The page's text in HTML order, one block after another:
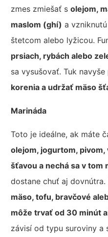
zmes zmiešať solejom,
maslom (ghí) a
štetcom alebo lyžicou.
prsiach, rybách alebo
sa vysušovať. Tuk navyše
korenia a udržať mäso
Marináda
Toto je ideálne, ak máte
olejom, jogurtom,
šťavou a nechá sa v tom
dostane chuť aj
mäso, tofu, bravčové
môže trvať od 30 minút
závisí od typu suroviny a